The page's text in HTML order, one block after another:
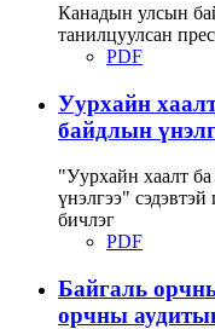
Канадын улсын
танилцуулсан
PDF
Уурхайн
байдлын
"Уурхайн хаалт
үнэлгээ"
бичлэг
PDF
Байгаль
орчны